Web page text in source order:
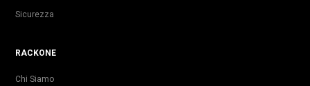
Sicurezza
RACKONE
Chi Siamo